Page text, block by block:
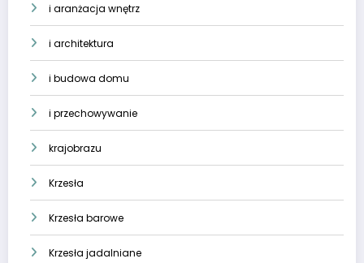
i aranżacja wnętrz
i architektura
i budowa domu
i przechowywanie
krajobrazu
Krzesła
Krzesła barowe
Krzesła jadalniane